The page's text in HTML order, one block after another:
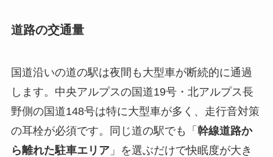
道路の交通量
国道沿いの道の駅は夜間も大型車が断続的に通過
します。中央アルプスの国道19号・北アルプス長
野側の国道148号は特に大型車が多く、走行音対策
の耳栓が必須です。同じ道の駅でも「 幹線道路か
ら離れた駐車エリア」を選ぶだけで快眠度が大き